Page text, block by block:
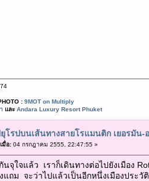
: 9MOT on Multiply
และ Andara Luxury Resort Phuket
โรปบนเส้นทางสายโรแมนติก เยอรมัน-
มื่อ:04 กรกฎาคม 2555, 22:47:55 »
นจุใจแล้ว เราก็เดินทางต่อไปยังเมือง
แถม จะว่าไปแล้วเป็นอีกหนึ่งเมืองประ